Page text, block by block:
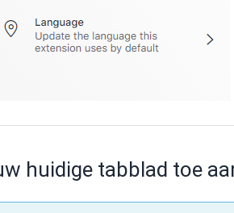
huidige tabblad toe